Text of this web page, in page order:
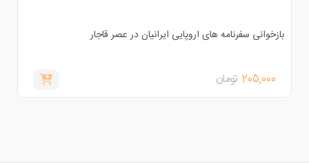
سفرنامه های اروپایی ایرانیان در عصر قاجار
205,000تومان